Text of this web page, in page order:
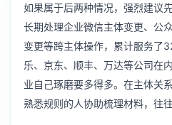
如果属于后两种情况，强烈建议
长期处理企业微信主体变更、 公
变更等跨主体操作，累计服务了
乐、京东、顺丰、万达等公司在
业自己琢磨要多得多。在主体关
熟悉规则的人协助梳理材料，往